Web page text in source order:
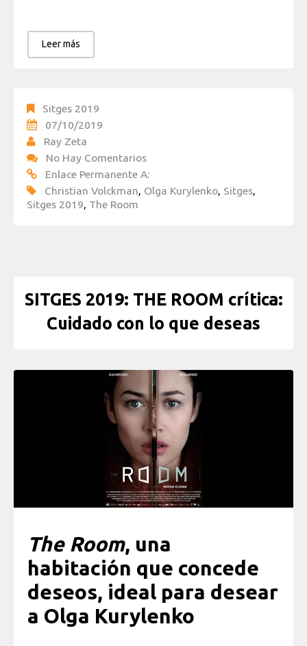
Leer más
Sitges 2019
07/10/2019
Ray Zeta
No Hay Comentarios
Enlace Permanente A:
Christian Volckman Olga Kurylenko Sitges
Sitges 2019 The Room
SITGES 2019: THE ROOM crítica:
Cuidado con lo que deseas
The Room, una
habitación que concede
deseos, ideal para desear
a Olga Kurylenko